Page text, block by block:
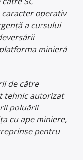
caracter operativ
a cursului
minieră
de către
tehnic autorizat
poluării
cu ape miniere,
pentru